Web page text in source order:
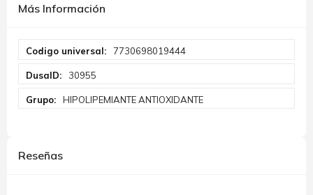
Más Información
Información
7730698019444
30955
HIPOLIPEMIANTE ANTIOXIDANTE
Reseñas